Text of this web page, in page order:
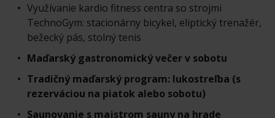
Využívanie kardio fitness centra so strojmi
TechnoGym: stacionárny bicykel, eliptický trenažér,
bežecký pás, stolný tenis
Maďarský gastronomický večer v sobotu
Tradičný maďarský program: lukostreľba (s
rezerváciou na piatok alebo sobotu)
Saunovanie s majstrom sauny na hrade